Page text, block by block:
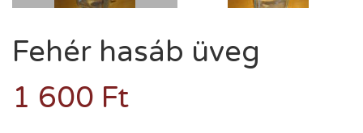
Fehér hasáb üveg
1 600 Ft